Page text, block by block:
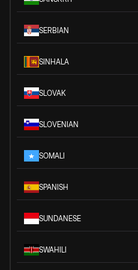
SERBIAN
SINHALA
SLOVAK
SLOVENIAN
SOMALI
SPANISH
SUNDANESE
SWAHILI